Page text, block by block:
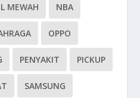
MEWAH NBA
OPPO
PENYAKIT PICKUP
SAMSUNG